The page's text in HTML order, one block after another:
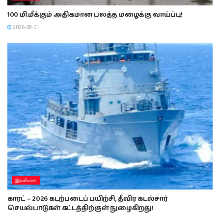
100 மி.மீக்கும் அதிகமான பலத்த மழைக்கு வாய்ப்பு!
2026-08-01
இலங்கை
காரட் – 2026 கடற்படைப் பயிற்சி, தீவிர கடல்சார்
செயல்பாடுகள் கட்டத்திற்குள் நுழைகிறது!